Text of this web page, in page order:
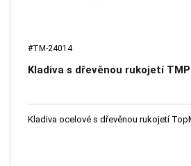
#TM-24014
Kladiva s dřevěnou rukojetí TMP
Kladiva ocelové s dřevěnou rukojetí